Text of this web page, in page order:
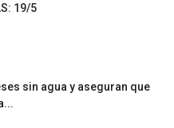
19/5
sin agua y aseguran que